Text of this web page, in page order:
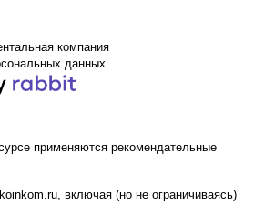
компания
данных
применяются рекомендательные
включая (но не ограничиваясь)